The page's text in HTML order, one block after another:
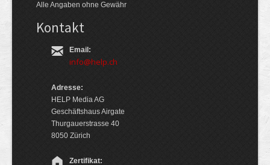
Alle Angaben ohne Gewähr
Kontakt
Email:
info@help.ch
Adresse:
HELP Media AG
Geschäftshaus Airgate
Thurgauerstrasse 40
8050 Zürich
Zertifikat: